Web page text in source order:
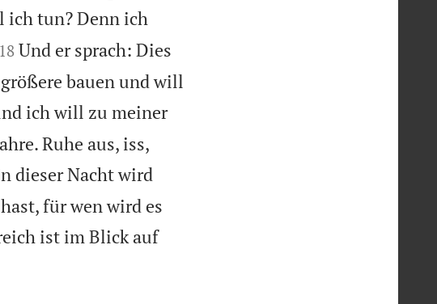
ich tun? Denn ich

18 Und er sprach: Dies
bauen und will
ich will zu meiner
Ruhe aus, iss,
dieser Nacht wird
für wen wird es
ist im Blick auf